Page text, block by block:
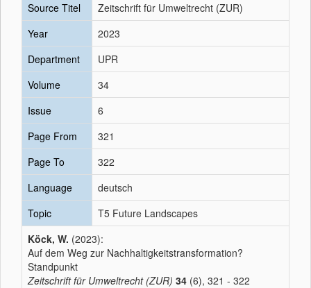
Source Titel
Zeitschrift für Umweltrecht (ZUR)
Year
2023
Department
UPR
Volume
34
Issue
6
Page From
321
Page To
322
Language
deutsch
Topic
T5 Future Landscapes
Köck, W. (2023):
Auf dem Weg zur Nachhaltigkeitstransformation?
Standpunkt
Zeitschrift für Umweltrecht (ZUR) 34 (6), 321 - 322